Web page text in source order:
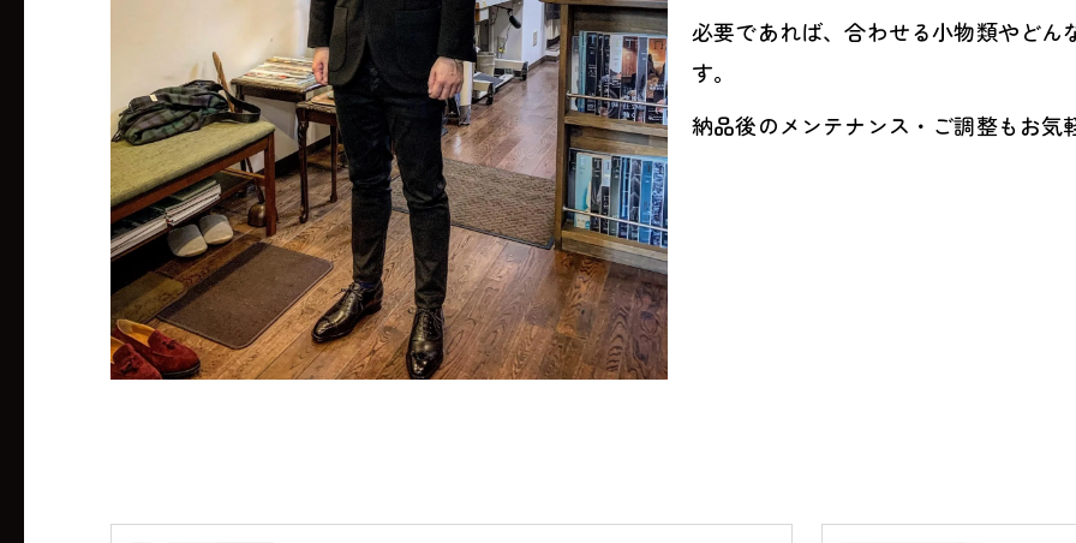
必要であれば、合わせる小物類やどん
す。
納品後のメンテナンス・ご調整もお気